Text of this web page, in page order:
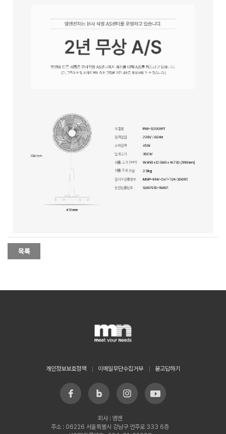
개인정보보호정책 이메일무단수집거부 묻고답하기
회사 : 엠엔
주소 : 06226 서울특별시 강남구 언주로 333 6층